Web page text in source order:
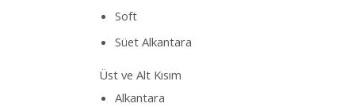
Soft
Süet Alkantara
Üst ve Alt Kısım
Alkantara